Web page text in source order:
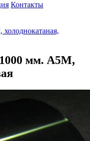
Контакты
мм. А5М,